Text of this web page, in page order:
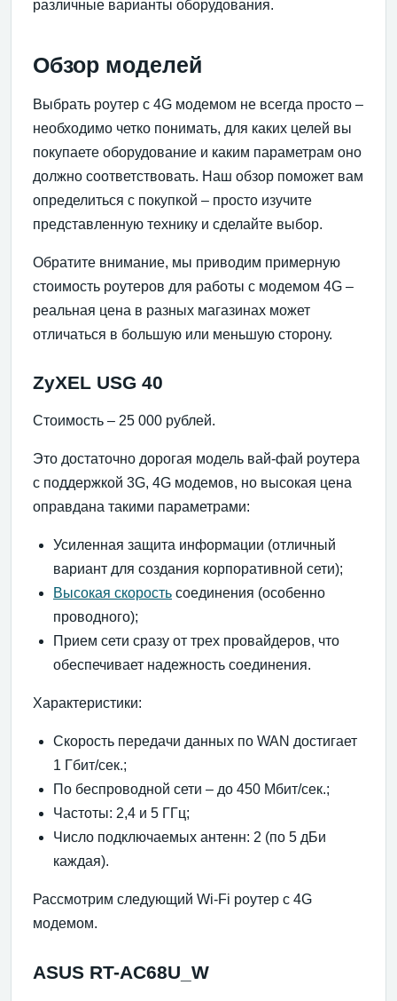
различные варианты оборудования.
Обзор моделей
Выбрать роутер с 4G модемом не всегда просто –
необходимо четко понимать, для каких целей вы
покупаете оборудование и каким параметрам оно
должно соответствовать. Наш обзор поможет вам
определиться с покупкой – просто изучите
представленную технику и сделайте выбор.
Обратите внимание, мы приводим примерную
стоимость роутеров для работы с модемом 4G –
реальная цена в разных магазинах может
отличаться в большую или меньшую сторону.
ZyXEL USG 40
Стоимость – 25 000 рублей.
Это достаточно дорогая модель вай-фай роутера
с поддержкой 3G, 4G модемов, но высокая цена
оправдана такими параметрами:
Усиленная защита информации (отличный
вариант для создания корпоративной сети);
Высокая скорость соединения (особенно
проводного);
Прием сети сразу от трех провайдеров, что
обеспечивает надежность соединения.
Характеристики:
Скорость передачи данных по WAN достигает
1 Гбит/сек.;
По беспроводной сети – до 450 Мбит/сек.;
Частоты: 2,4 и 5 ГГц;
Число подключаемых антенн: 2 (по 5 дБи
каждая).
Рассмотрим следующий Wi-Fi роутер с 4G
модемом.
ASUS RT-AC68U_W